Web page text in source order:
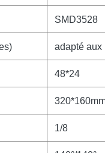
SMD3528
adapté aux
48*24
1/8